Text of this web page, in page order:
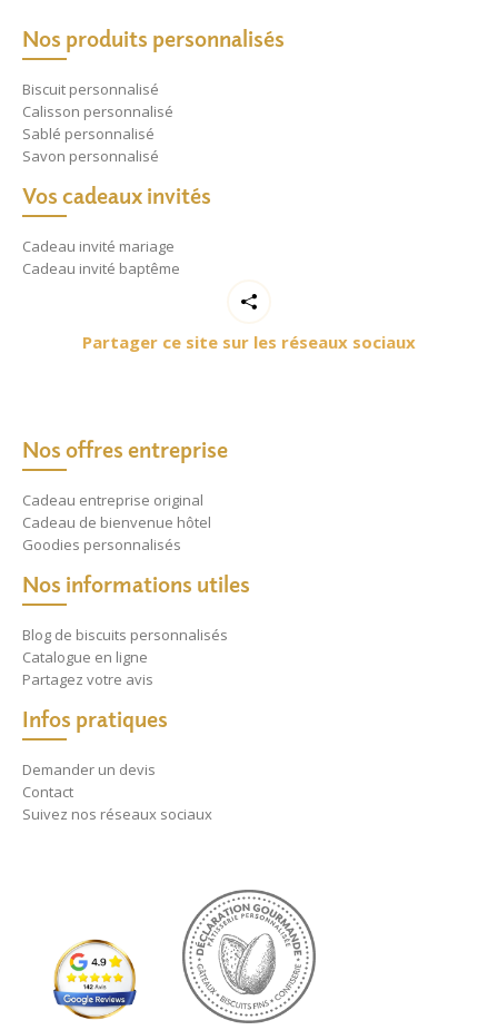
Nos produits personnalisés
Biscuit personnalisé
Calisson personnalisé
Sablé personnalisé
Savon personnalisé
Vos cadeaux invités
Cadeau invité mariage
Cadeau invité baptême
Partager ce site sur les réseaux sociaux
Nos offres entreprise
Cadeau entreprise original
Cadeau de bienvenue hôtel
Goodies personnalisés
Nos informations utiles
Blog de biscuits personnalisés
Catalogue en ligne
Partagez votre avis
Infos pratiques
Demander un devis
Contact
Suivez nos réseaux sociaux